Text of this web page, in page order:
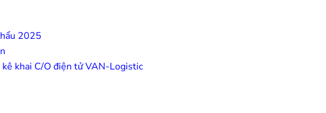
2025
khai C/O điện tử VAN-Logistic